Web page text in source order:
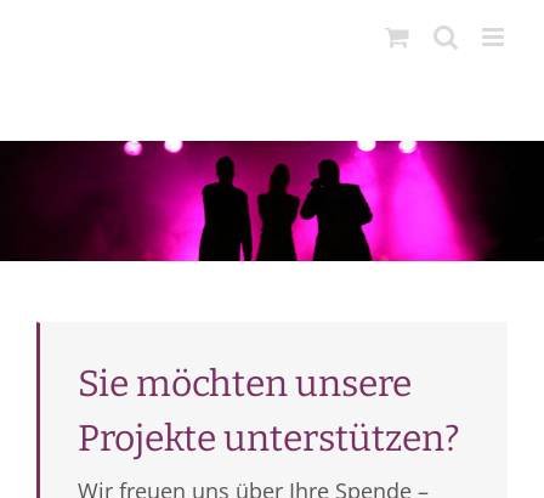
Sie möchten unsere
Projekte unterstützen?
Wir freuen uns über Ihre Spende –